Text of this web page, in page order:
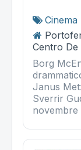
Cinema
Centro De
Borg
Janus
Sverrir
novembre